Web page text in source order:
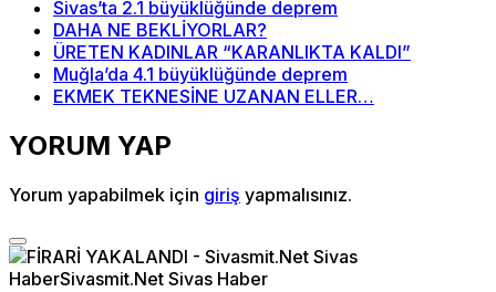
Sivas’ta 2.1 büyüklüğünde deprem
DAHA NE BEKLİYORLAR?
ÜRETEN KADINLAR “KARANLIKTA KALDI”
Muğla’da 4.1 büyüklüğünde deprem
EKMEK TEKNESİNE UZANAN ELLER…
YORUM YAP
Yorum yapabilmek için giriş yapmalısınız.